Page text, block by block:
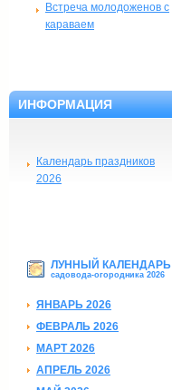
Встреча молодоженов с
караваем
ИНФОРМАЦИЯ
Календарь праздников
2026
ЛУННЫЙ КАЛЕНДАРЬ
садовода-огородника 2026
ЯНВАРЬ 2026
ФЕВРАЛЬ 2026
МАРТ 2026
АПРЕЛЬ 2026